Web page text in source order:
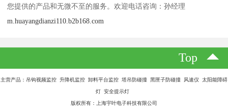
您提供的产品和无微不至的服务。欢迎电话咨询：孙经理
m.huayangdianzi110.b2b168.com
Top
主营产品：吊钩视频监控 升降机监控 卸料平台监控 塔吊防碰撞 黑匣子防碰撞 风速仪 太阳能障碍
灯 安全提示灯
版权所有：上海宇叶电子科技有限公司